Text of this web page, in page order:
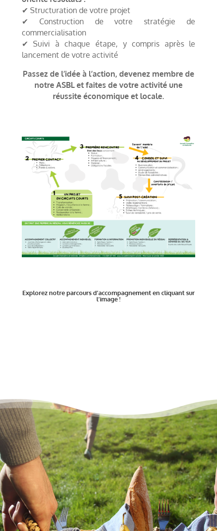
✔ Structuration de votre projet
✔ Construction de votre stratégie de
commercialisation
✔ Suivi à chaque étape, y compris après le
lancement de votre activité
Passez de l’idée à l’action, devenez membre de
notre ASBL et faites de votre activité une
réussite économique et locale.
Explorez notre parcours d’accompagnement en cliquant sur
l’image !